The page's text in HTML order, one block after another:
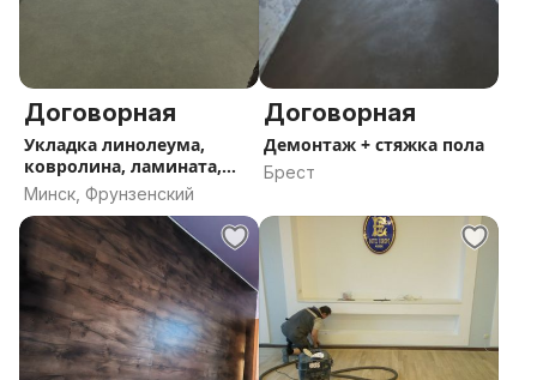
Договорная
Укладка линолеума,
ковролина, ламината,
гомогена,
Минск, Фрунзенский
Договорная
Демонтаж + стяжка пола
Брест